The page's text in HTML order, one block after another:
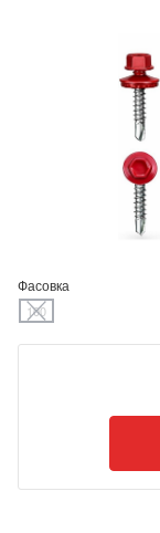
Фасовка
100